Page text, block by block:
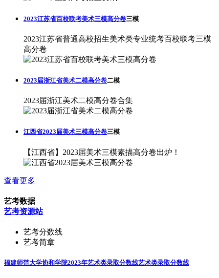
2023江苏省百校联考美术三模高分卷三模
2023江苏省普通高校招生美术类专业统考百校联考三模
高分卷
2023届浙江省美术二模高分卷二模
2023届浙江美术二模高分卷合集
江西省2023届美术三模高分卷三模
【江西省】2023届美术三模素描高分卷出炉！
查看更多
艺考数据
艺考资源站
艺考分数线
艺考简章
福建师范大学协和学院2023年艺术类录取分数线艺术类录取分数线